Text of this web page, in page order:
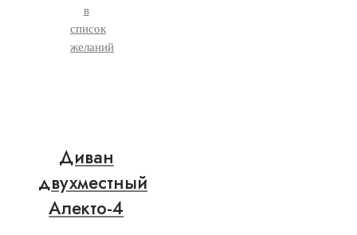
в
список
желаний
Диван
двухместный
Алекто-4